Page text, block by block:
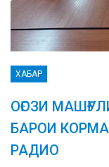
ХАБАР
ОҒОЗИ
БАРОИ
РАДИО